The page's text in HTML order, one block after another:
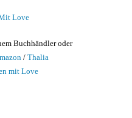
Buchhändler oder
/ Thalia
mit Love